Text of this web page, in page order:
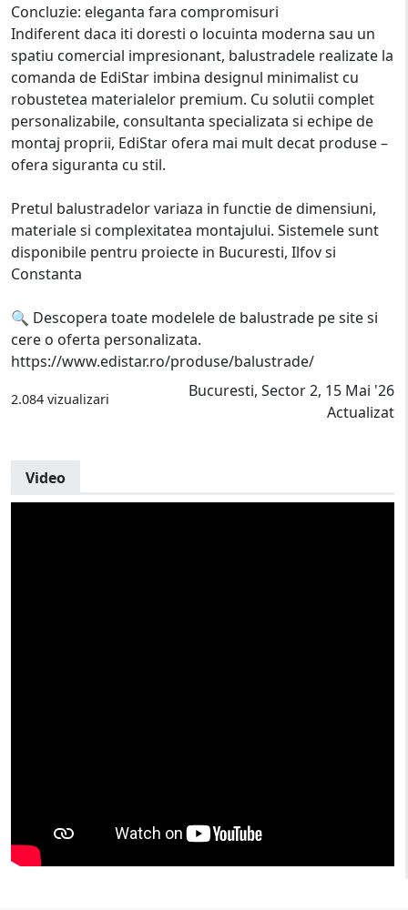
Concluzie: eleganta fara compromisuri
Indiferent daca iti doresti o locuinta moderna sau un
spatiu comercial impresionant, balustradele realizate la
comanda de EdiStar imbina designul minimalist cu
robustetea materialelor premium. Cu solutii complet
personalizabile, consultanta specializata si echipe de
montaj proprii, EdiStar ofera mai mult decat produse –
ofera siguranta cu stil.
Pretul balustradelor variaza in functie de dimensiuni,
materiale si complexitatea montajului. Sistemele sunt
disponibile pentru proiecte in Bucuresti, Ilfov si
Constanta
🔍 Descopera toate modelele de balustrade pe site si
cere o oferta personalizata.
https://www.edistar.ro/produse/balustrade/
2.084 vizualizari
Bucuresti, Sector 2, 15 Mai '26
Actualizat
Video